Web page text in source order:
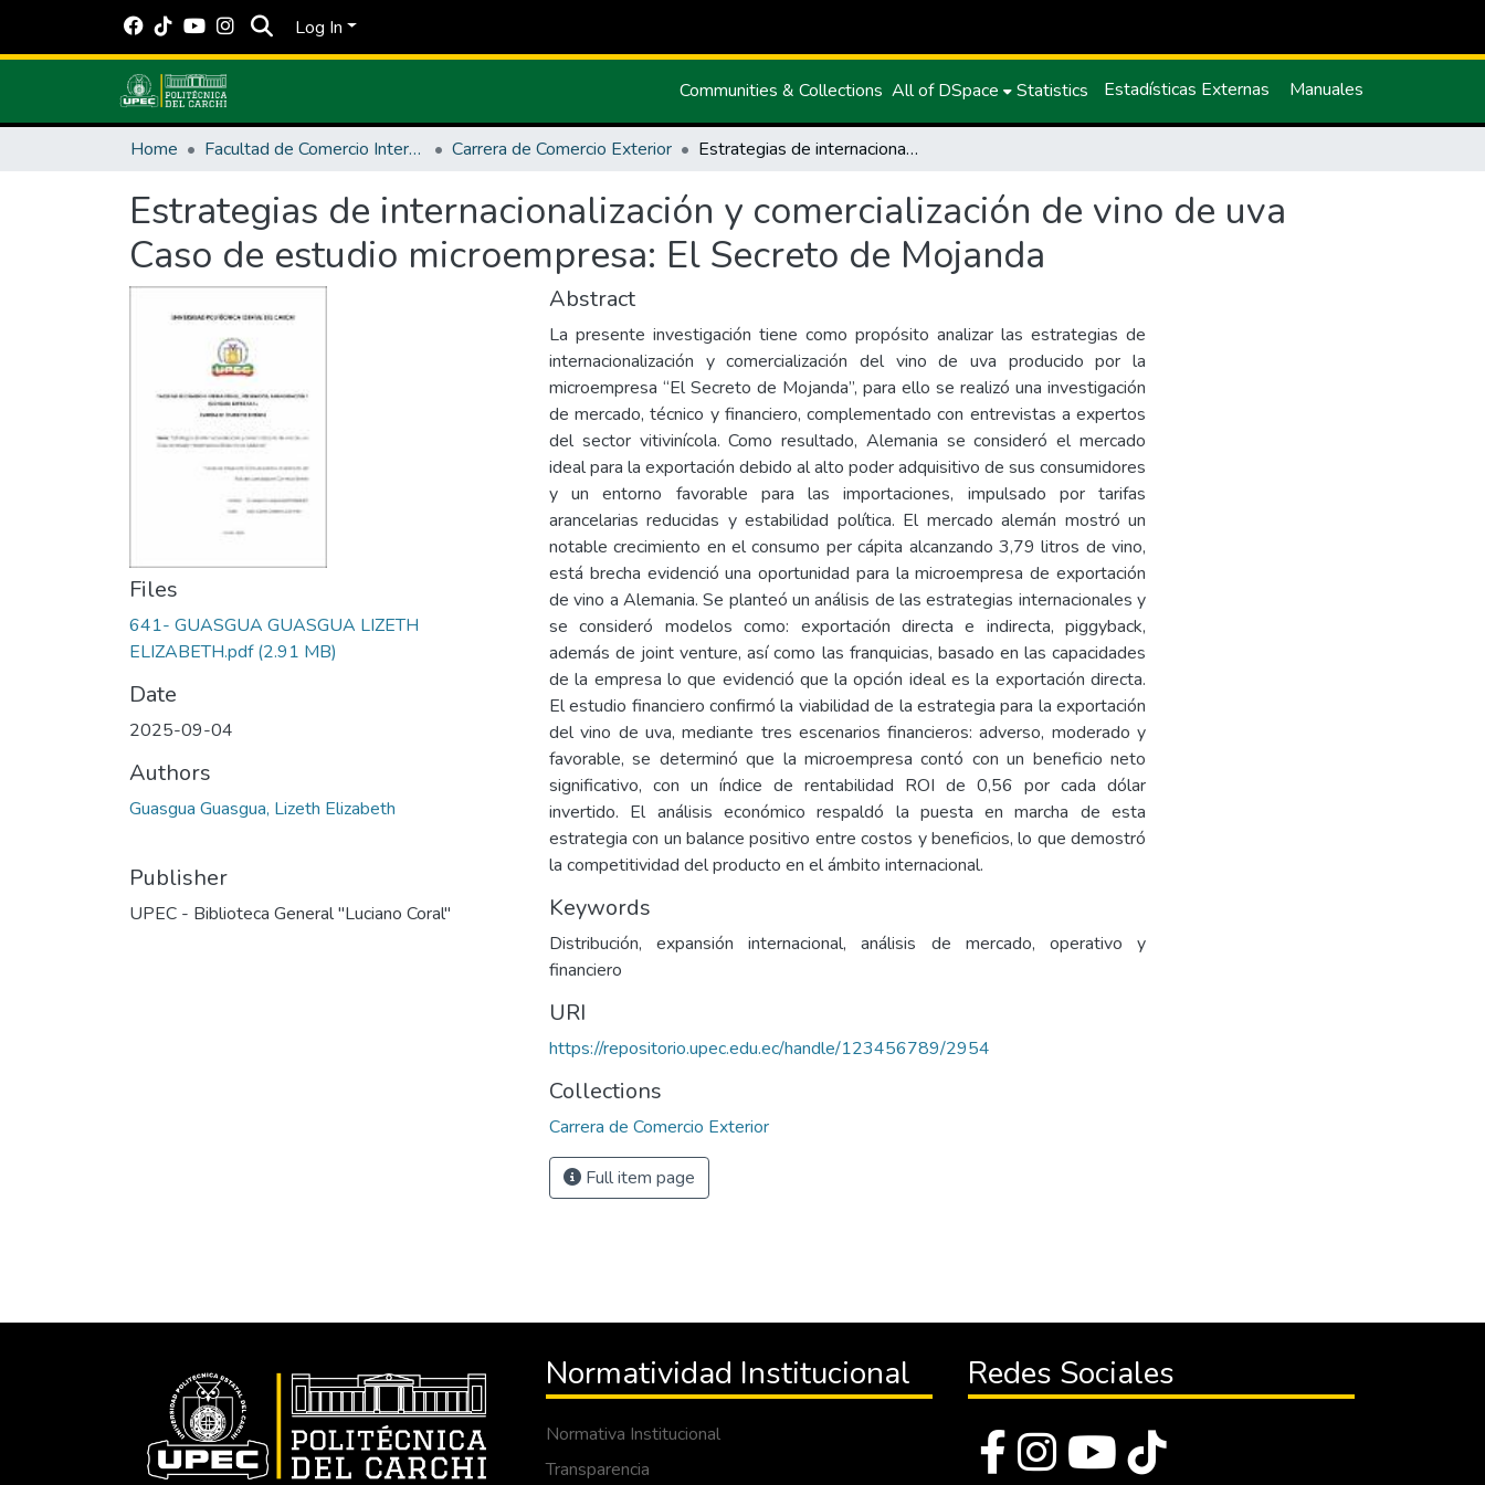
Log In
Communities & Collections All of DSpace Statistics Estadísticas Externas Manuales
Home Facultad de Comercio Internacional, Integración, Administración y Economía Empresarial Carrera de Comercio Exterior Estrategias de internacionalización y comercialización de vino de uva Caso de estudio microempresa: El Secreto de Mojanda
Estrategias de internacionalización y comercialización de vino de uva
Caso de estudio microempresa: El Secreto de Mojanda
Files
641- GUASGUA GUASGUA LIZETH
ELIZABETH.pdf(2.91 MB)
Date
2025-09-04
Authors
Guasgua Guasgua, Lizeth Elizabeth
Publisher
UPEC - Biblioteca General "Luciano Coral"
Abstract
La presente investigación tiene como propósito analizar las estrategias de
internacionalización y comercialización del vino de uva producido por la
microempresa “El Secreto de Mojanda”, para ello se realizó una investigación
de mercado, técnico y financiero, complementado con entrevistas a expertos
del sector vitivinícola. Como resultado, Alemania se consideró el mercado
ideal para la exportación debido al alto poder adquisitivo de sus consumidores
y un entorno favorable para las importaciones, impulsado por tarifas
arancelarias reducidas y estabilidad política. El mercado alemán mostró un
notable crecimiento en el consumo per cápita alcanzando 3,79 litros de vino,
está brecha evidenció una oportunidad para la microempresa de exportación
de vino a Alemania. Se planteó un análisis de las estrategias internacionales y
se consideró modelos como: exportación directa e indirecta, piggyback,
además de joint venture, así como las franquicias, basado en las capacidades
de la empresa lo que evidenció que la opción ideal es la exportación directa.
El estudio financiero confirmó la viabilidad de la estrategia para la exportación
del vino de uva, mediante tres escenarios financieros: adverso, moderado y
favorable, se determinó que la microempresa contó con un beneficio neto
significativo, con un índice de rentabilidad ROI de 0,56 por cada dólar
invertido. El análisis económico respaldó la puesta en marcha de esta
estrategia con un balance positivo entre costos y beneficios, lo que demostró
la competitividad del producto en el ámbito internacional.
Keywords
Distribución, expansión internacional, análisis de mercado, operativo y
financiero
URI
https://repositorio.upec.edu.ec/handle/123456789/2954
Collections
Carrera de Comercio Exterior
Full item page
Normatividad Institucional
Normativa Institucional
Transparencia
Redes Sociales